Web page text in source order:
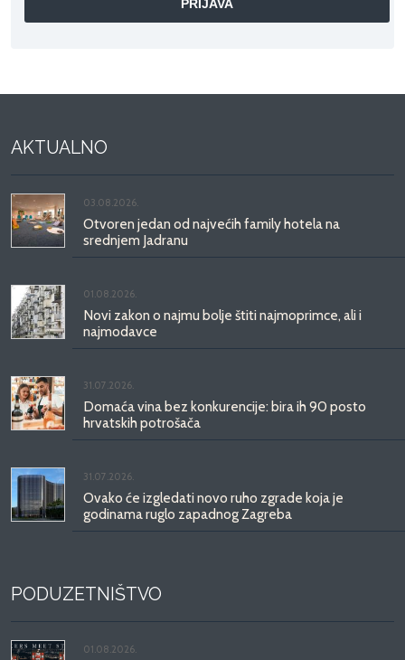
AKTUALNO
03.08.2026.
Otvoren jedan od najvećih family hotela na
srednjem Jadranu
01.08.2026.
Novi zakon o najmu bolje štiti najmoprimce, ali i
najmodavce
31.07.2026.
Domaća vina bez konkurencije: bira ih 90 posto
hrvatskih potrošača
31.07.2026.
Ovako će izgledati novo ruho zgrade koja je
godinama ruglo zapadnog Zagreba
PODUZETNIŠTVO
01.08.2026.